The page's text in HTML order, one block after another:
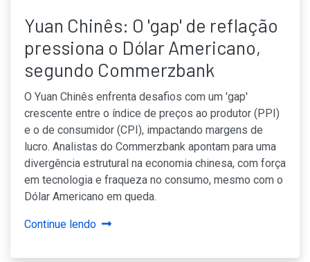
Yuan Chinês: O 'gap' de reflação
pressiona o Dólar Americano,
segundo Commerzbank
O Yuan Chinês enfrenta desafios com um 'gap'
crescente entre o índice de preços ao produtor (PPI)
e o de consumidor (CPI), impactando margens de
lucro. Analistas do Commerzbank apontam para uma
divergência estrutural na economia chinesa, com força
em tecnologia e fraqueza no consumo, mesmo com o
Dólar Americano em queda.
Continue lendo